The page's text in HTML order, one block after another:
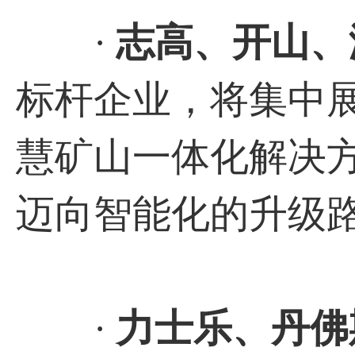
· 志高、开山
标杆企业，将集中
慧矿山一体化解决
迈向智能化的升级
· 力士乐、丹